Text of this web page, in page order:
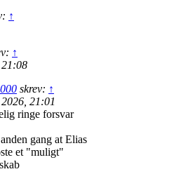
↑
↑
skrev: ↑
21:01
ringe forsvar
gang at Elias
et "muligt"